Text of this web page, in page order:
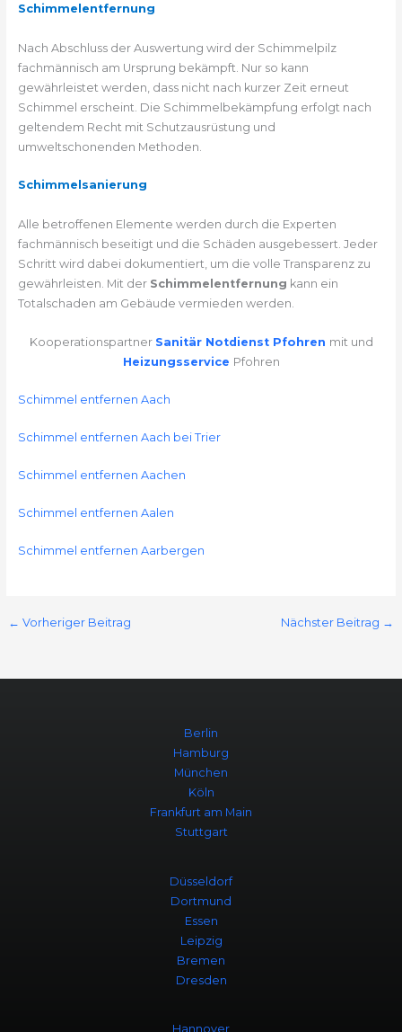
Schimmelentfernung
Nach Abschluss der Auswertung wird der Schimmelpilz
fachmännisch am Ursprung bekämpft. Nur so kann
gewährleistet werden, dass nicht nach kurzer Zeit erneut
Schimmel erscheint. Die Schimmelbekämpfung erfolgt nach
geltendem Recht mit Schutzausrüstung und
umweltschonenden Methoden.
Schimmelsanierung
Alle betroffenen Elemente werden durch die Experten
fachmännisch beseitigt und die Schäden ausgebessert. Jeder
Schritt wird dabei dokumentiert, um die volle Transparenz zu
gewährleisten. Mit der Schimmelentfernung kann ein
Totalschaden am Gebäude vermieden werden.
Kooperationspartner Sanitär Notdienst Pfohren mit und
Heizungsservice Pfohren
Schimmel entfernen Aach
Schimmel entfernen Aach bei Trier
Schimmel entfernen Aachen
Schimmel entfernen Aalen
Schimmel entfernen Aarbergen
← Vorheriger Beitrag Nächster Beitrag →
Berlin
Hamburg
München
Köln
Frankfurt am Main
Stuttgart
Düsseldorf
Dortmund
Essen
Leipzig
Bremen
Dresden
Hannover